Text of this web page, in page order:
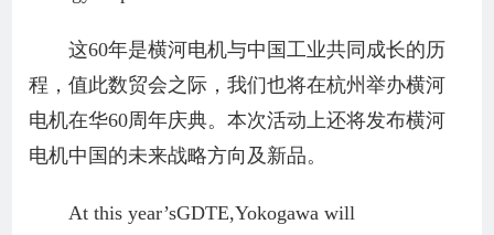
这60年是横河电机与中国工业共同成长的历
程，值此数贸会之际，我们也将在杭州举办横河
电机在华60周年庆典。本次活动上还将发布横河
电机中国的未来战略方向及新品。
At this year’sGDTE,Yokogawa will